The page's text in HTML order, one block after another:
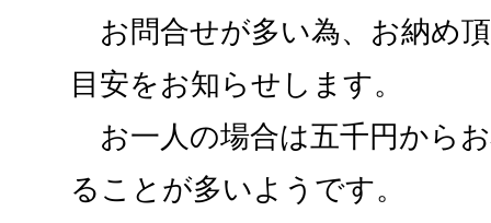
お問合せが多い為、お納め
目安をお知らせします。
お一人の場合は五千円から
ることが多いようです。